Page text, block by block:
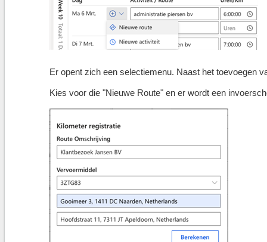
Er opent zich een selectiemenu. Naast het toevoegen
Kies voor die "Nieuwe Route" en er wordt een